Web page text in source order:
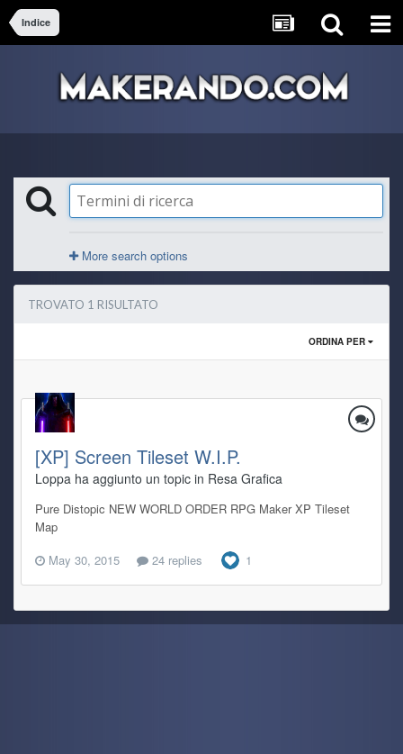
Indice
More search options
TROVATO 1 RISULTATO
ORDINA PER
[XP] Screen Tileset W.I.P.
Loppa ha aggiunto un topic in Resa Grafica
Pure Distopic NEW WORLD ORDER RPG Maker XP Tileset
Map
May 30, 2015
24 replies 1